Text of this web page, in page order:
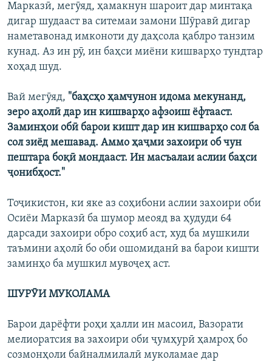
Марказӣ, мегӯяд, ҳамакнун шароит дар минтақа
дигар шудааст ва ситемаи замони Шӯравӣ дигар
наметавонад имконоти ду даҳсола қаблро танзим
кунад. Аз ин рӯ, ин баҳси миёни кишварҳо тундтар
хоҳад шуд.
Вай мегӯяд, "баҳсҳо ҳамчунон идома мекунанд,
зеро аҳолӣ дар ин кишварҳо афзоиш ёфтааст.
Заминҳои обӣ барои кишт дар ин кишварҳо сол ба
сол зиёд мешавад. Аммо ҳаҷми захоири об чун
пештара боқӣ мондааст. Ин масъалаи аслии баҳси
ҷонибҳост."
Тоҷикистон, ки яке аз соҳибони аслии захоири оби
Осиёи Марказӣ ба шумор меояд ва ҳудуди 64
дарсади захоири обро соҳиб аст, худ ба мушкили
таъмини аҳолӣ бо оби ошомиданӣ ва барои кишти
заминҳо ба мушкил мувоҷеҳ аст.
ШУРӮИ МУКОЛАМА
Барои дарёфти роҳи ҳалли ин масоил, Вазорати
мелиоратсия ва захоири оби ҷумҳурӣ ҳамроҳ бо
созмонҳоли байналмилалӣ муколамае дар